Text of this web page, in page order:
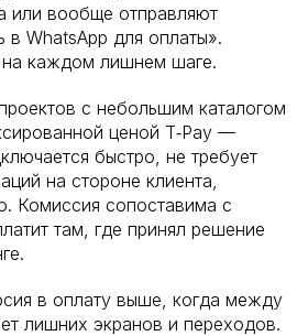
или вообще отправляют
в WhatsApp для оплаты».
каждом лишнем шаге.
с небольшим каталогом
ценой T‑Pay —
быстро, не требует
на стороне клиента,
Комиссия сопоставима с
там, где принял решение
в оплату выше, когда между
лишних экранов и переходов.